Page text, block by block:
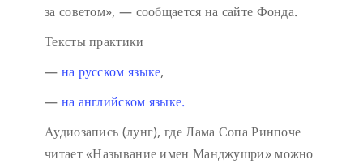
за советом», — сообщается на сайте Фонда.
Тексты практики
— на русском языке,
— на английском языке.
Аудиозапись (лунг), где Лама Сопа Ринпоче
читает «Называние имен Манджушри» можно